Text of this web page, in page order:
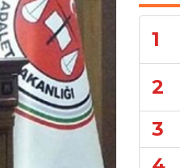
1
2
3